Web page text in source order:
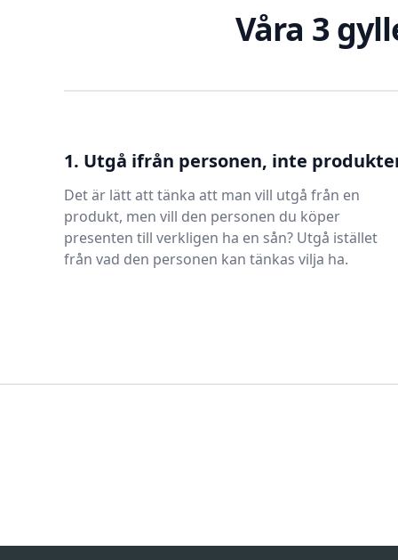
Våra 3
1. Utgå ifrån personen, inte
Det är lätt att tänka att man vill utgå från en
produkt, men vill den personen du köper
presenten till verkligen ha en sån? Utgå istället
från vad den personen kan tänkas vilja ha.